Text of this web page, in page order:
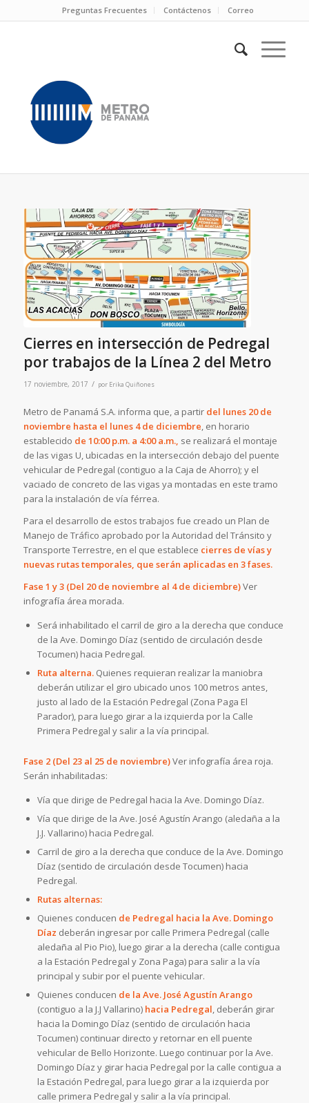
Preguntas Frecuentes Contáctenos Correo
Cierres en intersección de Pedregal
por trabajos de la Línea 2 del Metro
17 noviembre, 2017 / por Erika Quiñones
Metro de Panamá S.A. informa que, a partir del lunes 20 de
noviembre hasta el lunes 4 de diciembre , en horario
establecido de 10:00 p.m. a 4:00 a.m., se realizará el montaje
de las vigas U, ubicadas en la intersección debajo del puente
vehicular de Pedregal (contiguo a la Caja de Ahorro); y el
vaciado de concreto de las vigas ya montadas en este tramo
para la instalación de vía férrea.
Para el desarrollo de estos trabajos fue creado un Plan de
Manejo de Tráfico aprobado por la Autoridad del Tránsito y
Transporte Terrestre, en el que establece cierres de vías y
nuevas rutas temporales, que serán aplicadas en 3 fases.
Fase 1 y 3 (Del 20 de noviembre al 4 de diciembre)Ver
infografía área morada.
Será inhabilitado el carril de giro a la derecha que conduce
de la Ave. Domingo Díaz (sentido de circulación desde
Tocumen) hacia Pedregal.
Ruta alterna.Quienes requieran realizar la maniobra
deberán utilizar el giro ubicado unos 100 metros antes,
justo al lado de la Estación Pedregal (Zona Paga El
Parador), para luego girar a la izquierda por la Calle
Primera Pedregal y salir a la vía principal.
Fase 2 (Del 23 al 25 de noviembre)Ver infografía área roja.
Serán inhabilitadas:
Vía que dirige de Pedregal hacia la Ave. Domingo Díaz.
Vía que dirige de la Ave. José Agustín Arango (aledaña a la
J.J. Vallarino) hacia Pedregal.
Carril de giro a la derecha que conduce de la Ave. Domingo
Díaz (sentido de circulación desde Tocumen) hacia
Pedregal.
Rutas alternas:
Quienes conducen de Pedregal hacia la Ave. Domingo
Díaz deberán ingresar por calle Primera Pedregal (calle
aledaña al Pio Pio), luego girar a la derecha (calle contigua
a la Estación Pedregal y Zona Paga) para salir a la vía
principal y subir por el puente vehicular.
Quienes conducen de la Ave. José Agustín Arango
(contiguo a la J.J Vallarino) hacia Pedregal, deberán girar
hacia la Domingo Díaz (sentido de circulación hacia
Tocumen) continuar directo y retornar en ell puente
vehicular de Bello Horizonte. Luego continuar por la Ave.
Domingo Díaz y girar hacia Pedregal por la calle contigua a
la Estación Pedregal, para luego girar a la izquierda por
calle primera Pedregal y salir a la vía principal.